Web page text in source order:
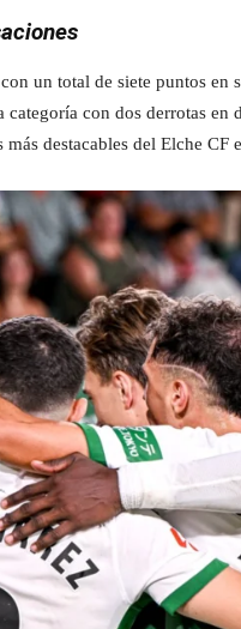
un total de siete puntos
categoría con dos derrotas
destacables del Elche